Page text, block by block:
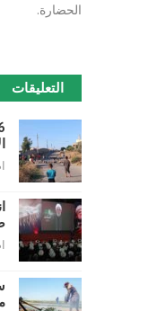
الحضارة.
التعليقات